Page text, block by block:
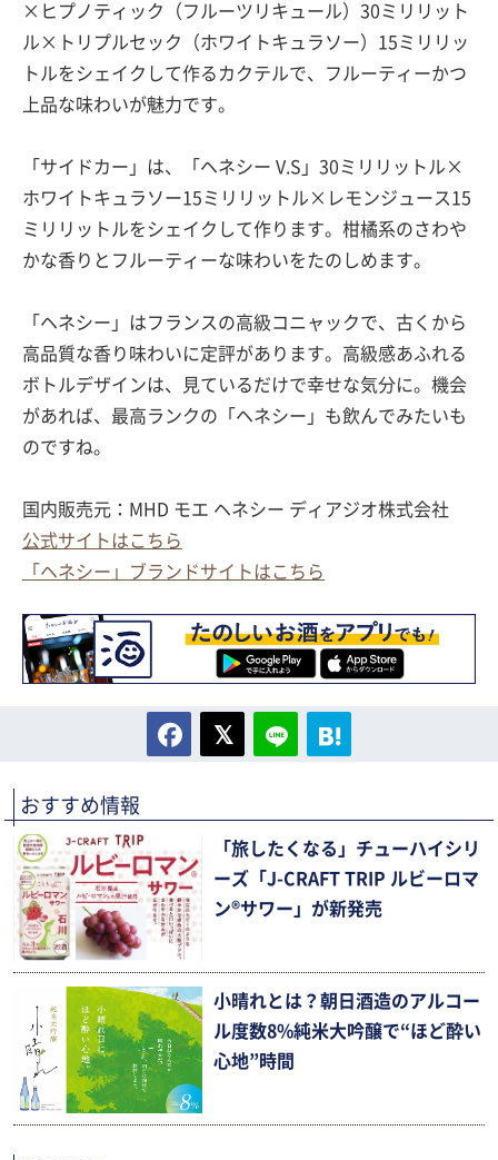
×ヒプノティック（フルーツリキュール）30ミリリット
ル×トリプルセック（ホワイトキュラソー）15ミリリッ
トルをシェイクして作るカクテルで、フルーティーかつ
上品な味わいが魅力です。
「サイドカー」は、「ヘネシー V.S」30ミリリットル×
ホワイトキュラソー15ミリリットル×レモンジュース15
ミリリットルをシェイクして作ります。柑橘系のさわや
かな香りとフルーティーな味わいをたのしめます。
「ヘネシー」はフランスの高級コニャックで、古くから
高品質な香り味わいに定評があります。高級感あふれる
ボトルデザインは、見ているだけで幸せな気分に。機会
があれば、最高ランクの「ヘネシー」も飲んでみたいも
のですね。
国内販売元：MHD モエ ヘネシー ディアジオ株式会社
公式サイトはこちら
「ヘネシー」ブランドサイトはこちら
おすすめ情報
「旅したくなる」チューハイシリ
ーズ「J-CRAFT TRIP ルビーロマ
ン®サワー」が新発売
小晴れとは？朝日酒造のアルコー
ル度数8%純米大吟醸で“ほど酔い
心地”時間